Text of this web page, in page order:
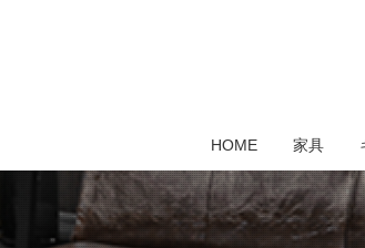
HOME 家具